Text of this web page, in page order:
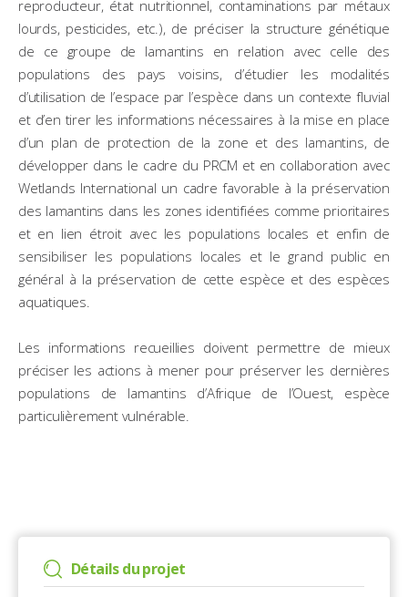
reproducteur, état nutritionnel, contaminations par métaux
lourds, pesticides, etc.), de préciser la structure génétique
de ce groupe de lamantins en relation avec celle des
populations des pays voisins, d’étudier les modalités
d’utilisation de l’espace par l’espèce dans un contexte fluvial
et d’en tirer les informations nécessaires à la mise en place
d’un plan de protection de la zone et des lamantins, de
développer dans le cadre du PRCM et en collaboration avec
Wetlands International un cadre favorable à la préservation
des lamantins dans les zones identifiées comme prioritaires
et en lien étroit avec les populations locales et enfin de
sensibiliser les populations locales et le grand public en
général à la préservation de cette espèce et des espèces
aquatiques.
Les informations recueillies doivent permettre de mieux
préciser les actions à mener pour préserver les dernières
populations de lamantins d’Afrique de l’Ouest, espèce
particulièrement vulnérable.
Détails du projet